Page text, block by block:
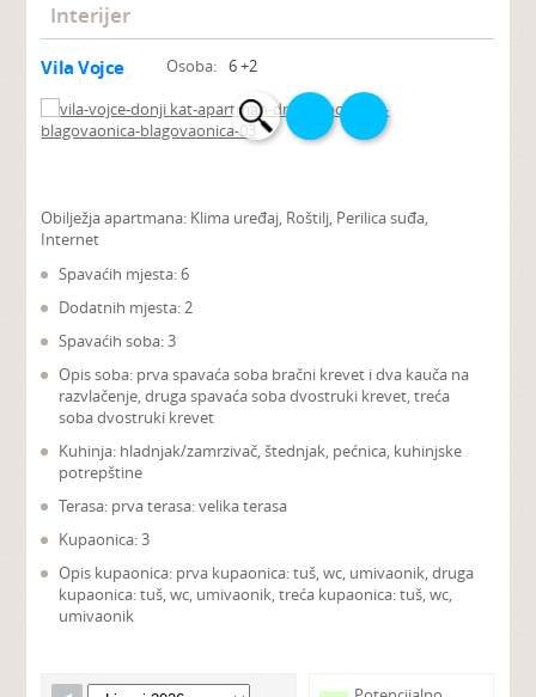
Interijer
Vila Vojce Osoba: 6 +2
Obilježja apartmana: Klima uređaj, Roštilj, Perilica suđa,
Internet
Spavaćih mjesta: 6
Dodatnih mjesta: 2
Spavaćih soba: 3
Opis soba: prva spavaća soba bračni krevet i dva kauča na
razvlačenje, druga spavaća soba dvostruki krevet, treća
soba dvostruki krevet
Kuhinja: hladnjak/zamrzivač, štednjak, pećnica, kuhinjske
potrepštine
Terasa: prva terasa: velika terasa
Kupaonica: 3
Opis kupaonica: prva kupaonica: tuš, wc, umivaonik, druga
kupaonica: tuš, wc, umivaonik, treća kupaonica: tuš, wc,
umivaonik